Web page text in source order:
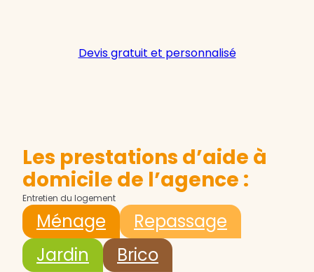
Devis gratuit et personnalisé
Les prestations d’aide à
domicile de l’agence :
Entretien du logement
Ménage
Repassage
Jardin
Brico